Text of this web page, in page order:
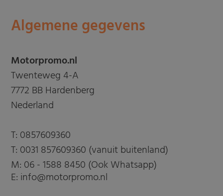
Algemene gegevens
Motorpromo.nl
Twenteweg 4-A
7772 BB Hardenberg
Nederland
T: 0857609360
T: 0031 857609360 (vanuit buitenland)
M: 06 - 1588 8450 (Ook Whatsapp)
E: info@motorpromo.nl